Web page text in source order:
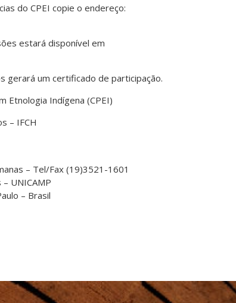
do CPEI copie o endereço:
estará disponível em
gerará um certificado de participação.
Etnologia Indígena (CPEI)
– IFCH
– Tel/Fax (19)3521-1601
UNICAMP
– Brasil